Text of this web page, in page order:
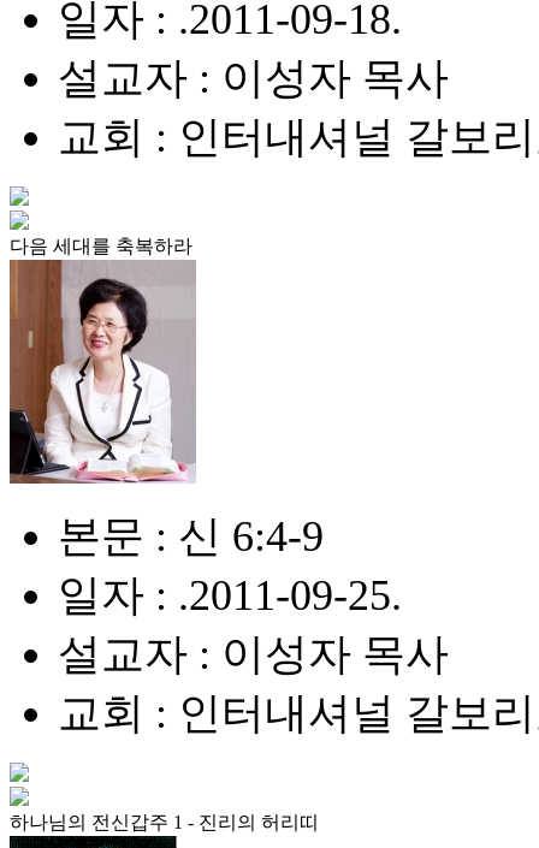
일자 : .2011-09-18.
설교자 : 이성자 목사
교회 : 인터내셔널 갈보
다음 세대를 축복하라
본문 : 신 6:4-9
일자 : .2011-09-25.
설교자 : 이성자 목사
교회 : 인터내셔널 갈보
하나님의 전신갑주 1 - 진리의 허리띠